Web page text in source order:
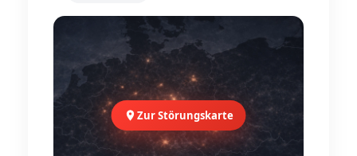
Zur Störungskarte